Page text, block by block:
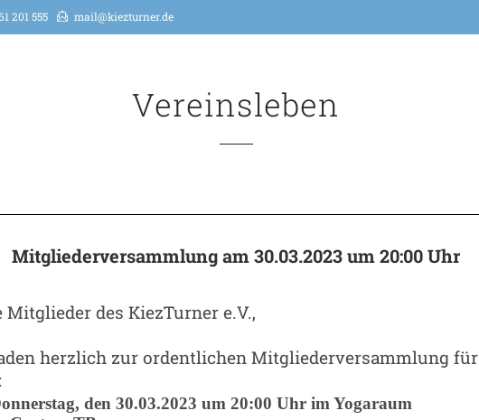
201 555 mail@kiezturner.de
Vereinsleben
Mitgliederversammlung am 30.03.2023 um 20:00 Uhr
Mitglieder des KiezTurner e.V.,
herzlich zur ordentlichen Mitgliederversammlung für
den 30.03.2023 um 20:00 Uhr im Yogaraum